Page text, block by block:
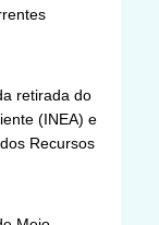
retirada do
(INEA) e
Recursos